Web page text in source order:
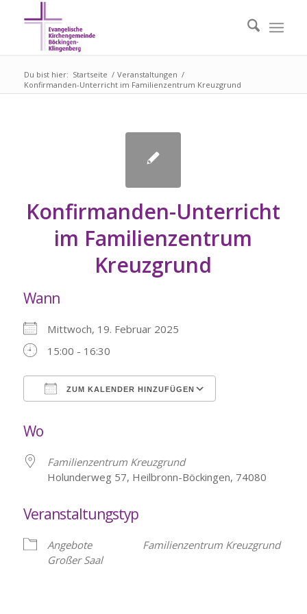
Du bist hier: Startseite / Veranstaltungen /
Konfirmanden-Unterricht im Familienzentrum Kreuzgrund
Konfirmanden-Unterricht
im Familienzentrum
Kreuzgrund
Wann
Mittwoch, 19. Februar 2025
15:00 - 16:30
ZUM KALENDER HINZUFÜGEN
Wo
Familienzentrum Kreuzgrund
Holunderweg 57, Heilbronn-Böckingen, 74080
Veranstaltungstyp
Angebote
Familienzentrum Kreuzgrund
Großer Saal